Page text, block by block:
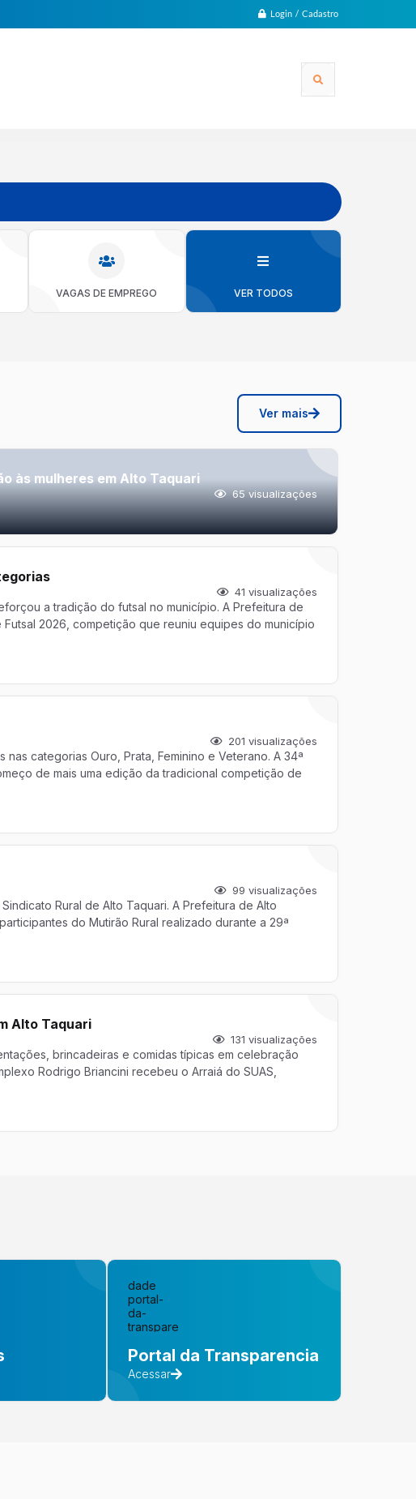
Login / Cadastro
VAGAS DE EMPREGO VER TODOS
Ver mais
às mulheres em Alto Taquari
65 visualizações
41 visualizações
a tradição do futsal no município. A Prefeitura de
2026, competição que reuniu equipes do município
201 visualizações
categorias Ouro, Prata, Feminino e Veterano. A 34ª
de mais uma edição da tradicional competição de
99 visualizações
Rural de Alto Taquari. A Prefeitura de Alto
do Mutirão Rural realizado durante a 29ª
Alto Taquari
131 visualizações
brincadeiras e comidas típicas em celebração
Rodrigo Briancini recebeu o Arraiá do SUAS,
Portal da Transparencia
Acessar